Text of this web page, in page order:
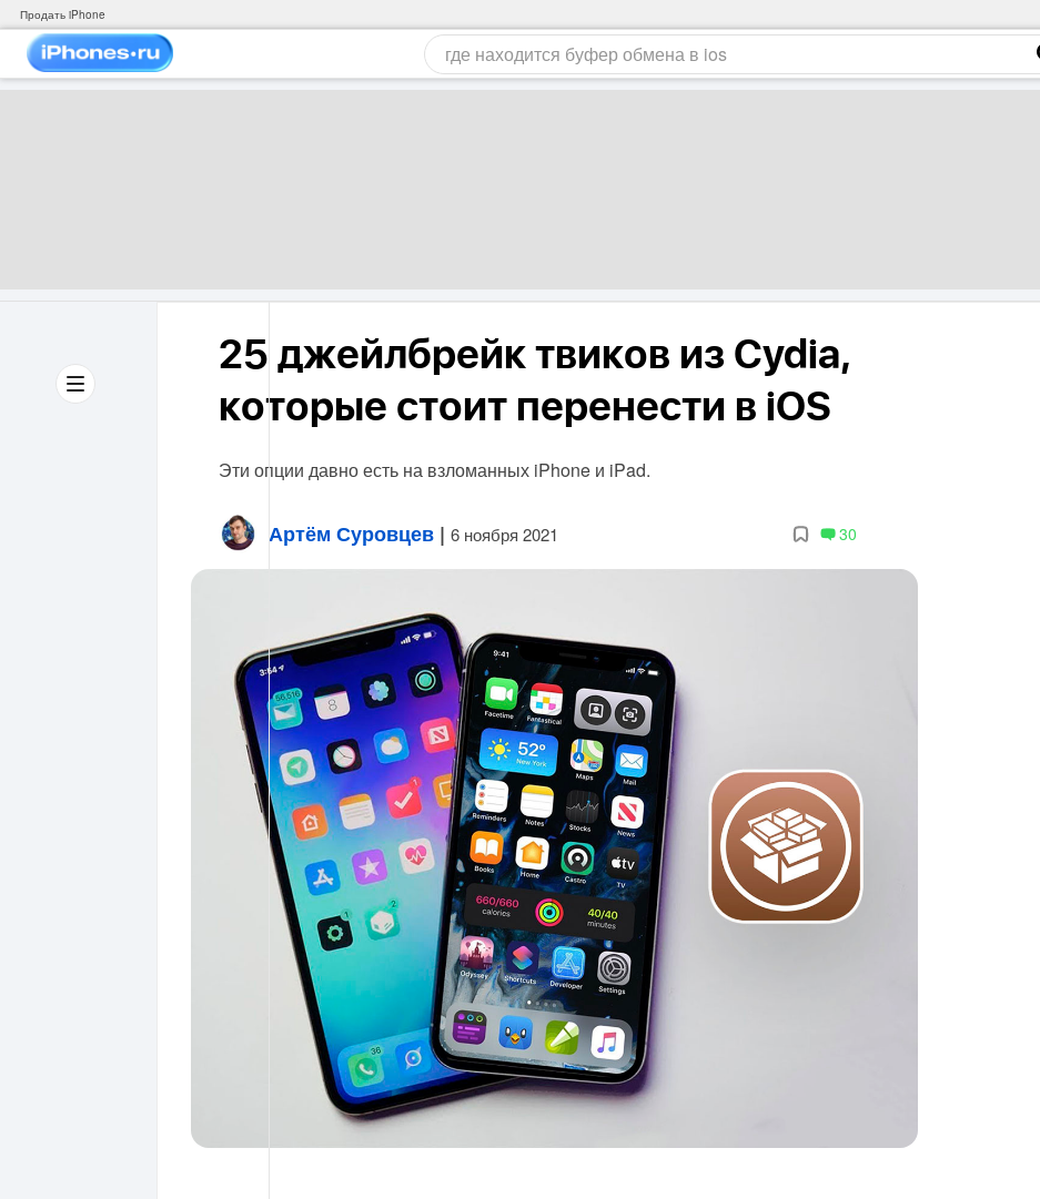
Продать iPhone
25 джейлбрейк твиков из Cydia,
которые стоит перенести в iOS
Эти опции давно есть на взломанных iPhone и iPad.
Артём Суровцев | 6 ноября 2021 30